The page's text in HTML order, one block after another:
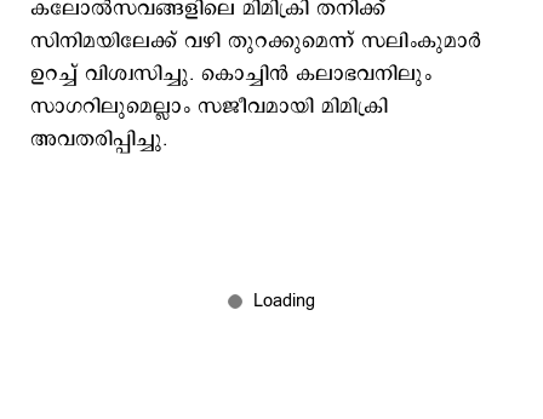
കലോല്‍സവങ്ങളിലെ മിമിക്രി തനിക്ക്
സിനിമയിലേക്ക് വഴി തുറക്കുമെന്ന് സലിംകുമാര്‍
ഉറച്ച് വിശ്വസിച്ചു. കൊച്ചിന്‍ കലാഭവനിലും
സാഗറിലുമെല്ലാം സജീവമായി മിമിക്രി
അവതരിപ്പിച്ചു.